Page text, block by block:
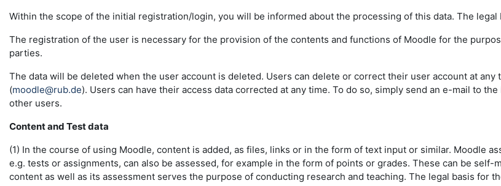
Within the scope of the initial registration/login, you will be informed about the processing of this data. The legal
The registration of the user is necessary for the provision of the contents and functions of Moodle for the
parties.
The data will be deleted when the user account is deleted. Users can delete or correct their user account at
(moodle@rub.de). Users can have their access data corrected at any time. To do so, simply send an e-mail to
other users.
Content and Test data
(1) In the course of using Moodle, content is added, as files, links or in the form of text input or similar. Moodle
e.g. tests or assignments, can also be assessed, for example in the form of points or grades. These can be
content as well as its assessment serves the purpose of conducting research and teaching. The legal basis for